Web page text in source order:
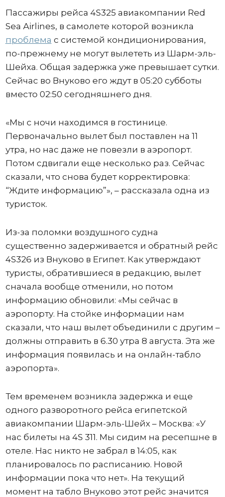
Пассажиры рейса 4S325 авиакомпании Red
Sea Airlines, в самолете которой возникла
проблема с системой кондиционирования,
по-прежнему не могут вылететь из Шарм-эль-
Шейха. Общая задержка уже превышает сутки.
Сейчас во Внуково его ждут в 05:20 субботы
вместо 02:50 сегодняшнего дня.
«Мы с ночи находимся в гостинице.
Первоначально вылет был поставлен на 11
утра, но нас даже не повезли в аэропорт.
Потом сдвигали еще несколько раз. Сейчас
сказали, что снова будет корректировка:
“Ждите информацию”», – рассказала одна из
туристок.
Из-за поломки воздушного судна
существенно задерживается и обратный рейс
4S326 из Внуково в Египет. Как утверждают
туристы, обратившиеся в редакцию, вылет
сначала вообще отменили, но потом
информацию обновили: «Мы сейчас в
аэропорту. На стойке информации нам
сказали, что наш вылет объединили с другим –
должны отправить в 6.30 утра 8 августа. Эта же
информация появилась и на онлайн-табло
аэропорта».
Тем временем возникла задержка и еще
одного разворотного рейса египетской
авиакомпании Шарм-эль-Шейх – Москва: «У
нас билеты на 4S 311. Мы сидим на ресепшне в
отеле. Нас никто не забрал в 14:05, как
планировалось по расписанию. Новой
информации пока что нет». На текущий
момент на табло Внуково этот рейс значится